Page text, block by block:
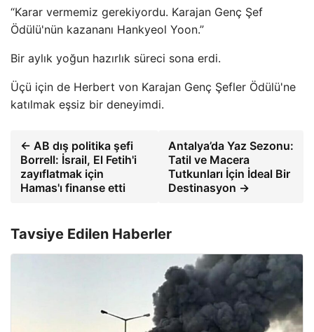
“Karar vermemiz gerekiyordu. Karajan Genç Şef
Ödülü'nün kazananı Hankyeol Yoon.”
Bir aylık yoğun hazırlık süreci sona erdi.
Üçü için de Herbert von Karajan Genç Şefler Ödülü'ne
katılmak eşsiz bir deneyimdi.
← AB dış politika şefi
Borrell: İsrail, El Fetih'i
zayıflatmak için
Hamas'ı finanse etti
Antalya’da Yaz Sezonu:
Tatil ve Macera
Tutkunları İçin İdeal Bir
Destinasyon →
Tavsiye Edilen Haberler